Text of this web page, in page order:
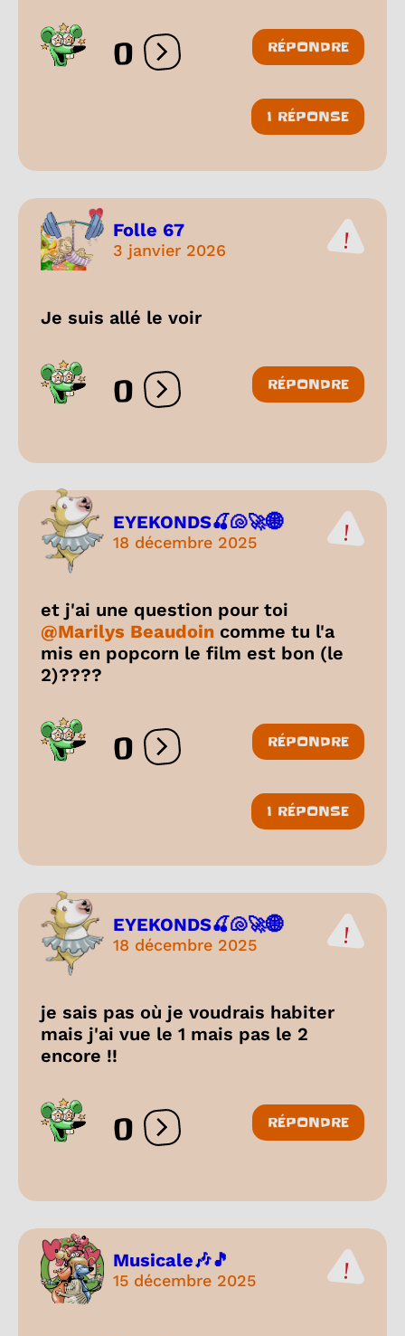
0 Ouvrir les réactions
RÉPONDRE
1 RÉPONSE
Folle 67
3 janvier 2026
Je suis allé le voir
0 Ouvrir les réactions
RÉPONDRE
EYEKONDS🍒🐚🚀🌐
18 décembre 2025
et j'ai une question pour toi
@Marilys Beaudoin comme tu l'a
mis en popcorn le film est bon (le
2)????
0 Ouvrir les réactions
RÉPONDRE
1 RÉPONSE
EYEKONDS🍒🐚🚀🌐
18 décembre 2025
je sais pas où je voudrais habiter
mais j'ai vue le 1 mais pas le 2
encore !!
0 Ouvrir les réactions
RÉPONDRE
Musicale🎶🎵
15 décembre 2025